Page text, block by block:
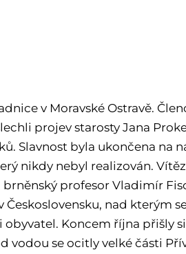
v Moravské Ostravě.
projev starosty Jana
Slavnost byla ukončena na
nikdy nebyl realizován.
profesor Vladimír
nad kterým
Koncem října přišly
vodou se ocitly velké části